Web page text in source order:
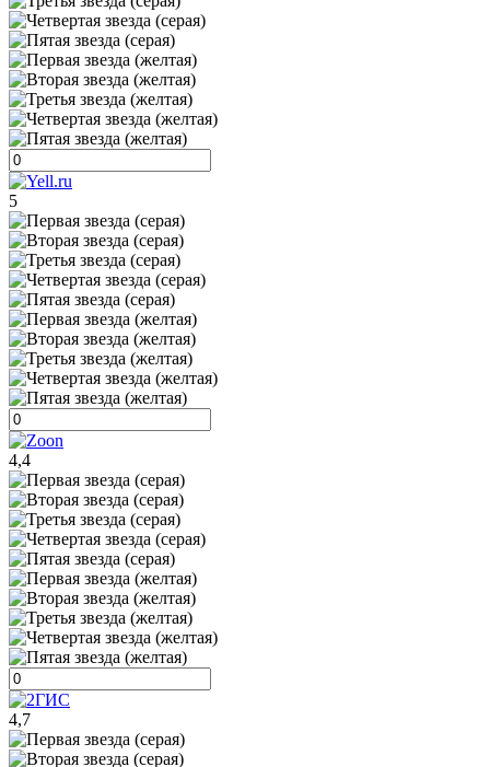
5
4,4
4,7